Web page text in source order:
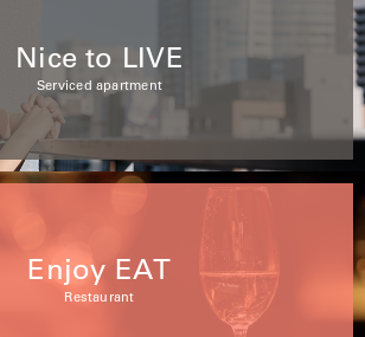
Nice to LIVE
Serviced apartment
Enjoy EAT
Restaurant